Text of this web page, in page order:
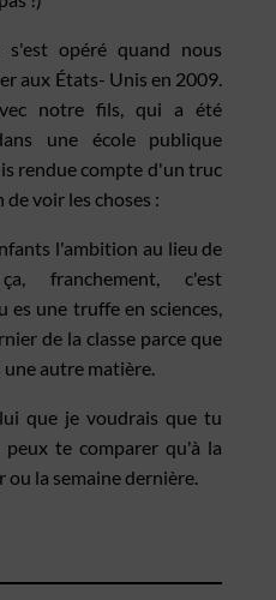
s'est opéré quand nous
aux États- Unis en 2009.
notre fils, qui a été
une école publique
rendue compte d'un truc
voir les choses :
l'ambition au lieu de
franchement, c'est
es une truffe en sciences,
de la classe parce que
autre matière.
que je voudrais que tu
te comparer qu'à la
ou la semaine dernière.